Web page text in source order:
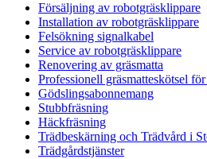
Försäljning av robotgräsklippare
Installation av robotgräsklippare
Felsökning signalkabel
Service av robotgräsklippare
Renovering av gräsmatta
Professionell gräsmatteskötsel
Gödslingsabonnemang
Stubbfräsning
Häckfräsning
Trädbeskärning och Trädvård i
Trädgårdstjänster